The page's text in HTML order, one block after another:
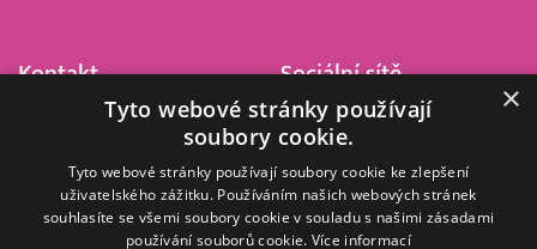
Kontakt
Barrandov Televizní Studio,
Kříženeckého nám. 322
152 00 Praha 5
IČ 416 93 311
Sociální sítě
×
Tyto webové stránky používají
soubory cookie.
Tyto webové stránky používají soubory cookie ke zlepšení
uživatelského zážitku. Používáním našich webových stránek
souhlasíte se všemi soubory cookie v souladu s našimi zásadami
používání souborů cookie. Více informací